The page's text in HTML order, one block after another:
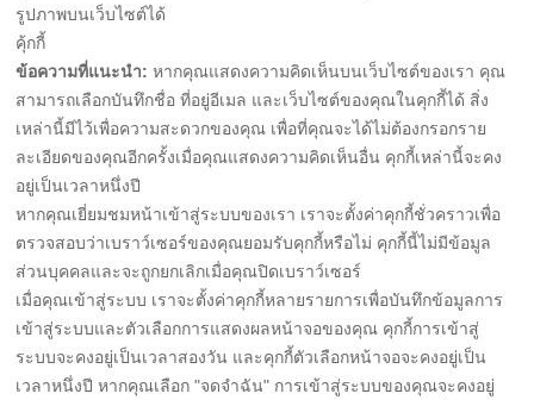
รูปภาพบนเว็บไซต์ได้
คุ้กกี้
ข้อความที่แนะนำ:หากคุณแสดงความคิดเห็นบนเว็บไซต์ของเรา คุณ
สามารถเลือกบันทึกชื่อ ที่อยู่อีเมล และเว็บไซต์ของคุณในคุกกี้ได้ สิ่ง
เหล่านี้มีไว้เพื่อความสะดวกของคุณ เพื่อที่คุณจะได้ไม่ต้องกรอกราย
ละเอียดของคุณอีกครั้งเมื่อคุณแสดงความคิดเห็นอื่น คุกกี้เหล่านี้จะคง
อยู่เป็นเวลาหนึ่งปี
หากคุณเยี่ยมชมหน้าเข้าสู่ระบบของเรา เราจะตั้งค่าคุกกี้ชั่วคราวเพื่อ
ตรวจสอบว่าเบราว์เซอร์ของคุณยอมรับคุกกี้หรือไม่ คุกกี้นี้ไม่มีข้อมูล
ส่วนบุคคลและจะถูกยกเลิกเมื่อคุณปิดเบราว์เซอร์
เมื่อคุณเข้าสู่ระบบ เราจะตั้งค่าคุกกี้หลายรายการเพื่อบันทึกข้อมูลการ
เข้าสู่ระบบและตัวเลือกการแสดงผลหน้าจอของคุณ คุกกี้การเข้าสู่
ระบบจะคงอยู่เป็นเวลาสองวัน และคุกกี้ตัวเลือกหน้าจอจะคงอยู่เป็น
เวลาหนึ่งปี หากคุณเลือก "จดจำฉัน" การเข้าสู่ระบบของคุณจะคงอยู่